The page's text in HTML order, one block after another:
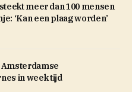
meer dan 100 mensen
‘Kan een plaag worden’
in week tijd